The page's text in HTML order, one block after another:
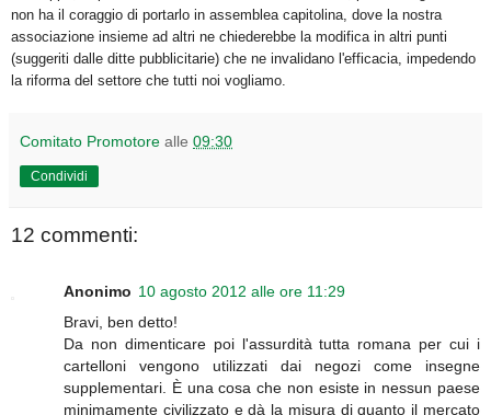
non ha il coraggio di portarlo in assemblea capitolina, dove la nostra
associazione insieme ad altri ne chiederebbe la modifica in altri punti
(suggeriti dalle ditte pubblicitarie) che ne invalidano l'efficacia, impedendo
la riforma del settore che tutti noi vogliamo.
Comitato Promotore alle 09:30
Condividi
12 commenti:
Anonimo 10 agosto 2012 alle ore 11:29
Bravi, ben detto!
Da non dimenticare poi l'assurdità tutta romana per cui i
cartelloni vengono utilizzati dai negozi come insegne
supplementari. È una cosa che non esiste in nessun paese
minimamente civilizzato e dà la misura di quanto il mercato